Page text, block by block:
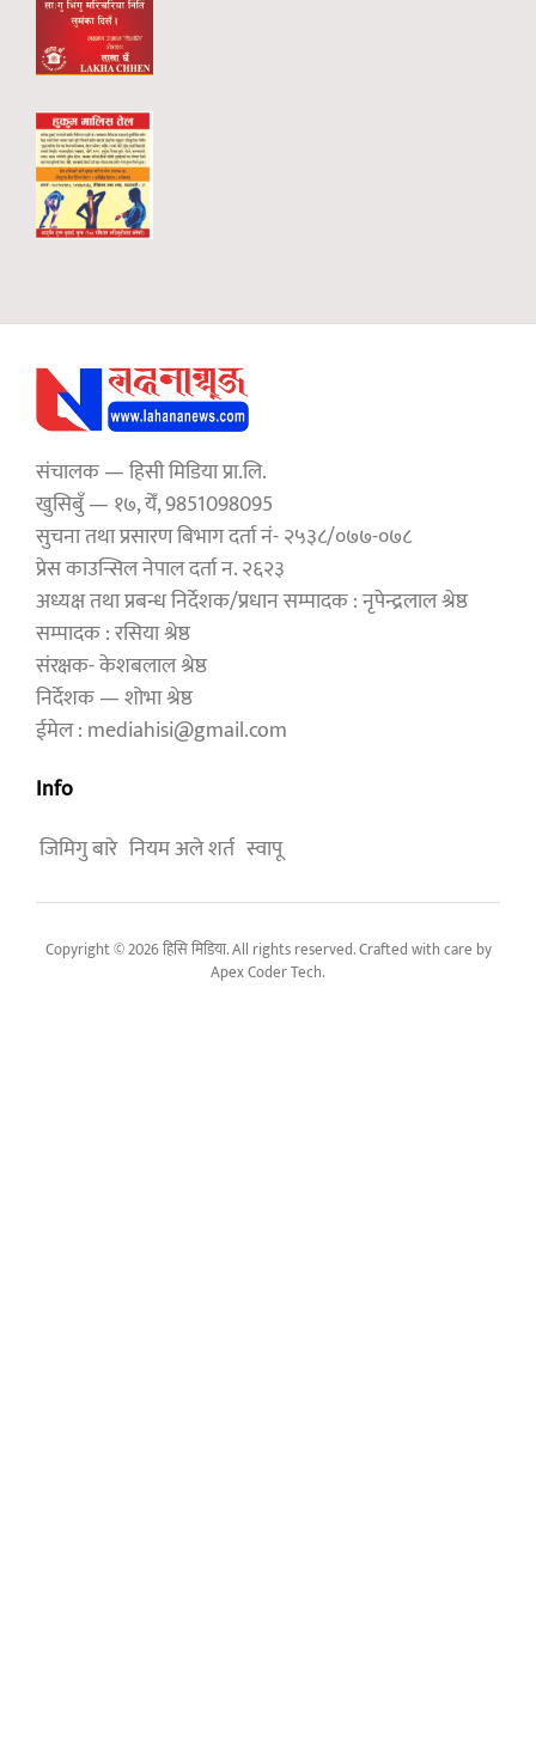
संचालक — हिसी मिडिया प्रा.लि.
खुसिबुँ — १७, येँ, 9851098095
सुचना तथा प्रसारण बिभाग दर्ता नं- २५३८/०७७-०७८
प्रेस काउन्सिल नेपाल दर्ता न. २६२३
अध्यक्ष तथा प्रबन्ध निर्देशक/प्रधान सम्पादक : नृपेन्द्रलाल श्रेष्ठ
सम्पादक : रसिया श्रेष्ठ
संरक्षक- केशबलाल श्रेष्ठ
निर्देशक — शोभा श्रेष्ठ
ईमेल : mediahisi@gmail.com
Info
जिमिगु बारे नियम अले शर्त स्वापू
Copyright © 2026 हिसि मिडिया. All rights reserved. Crafted with care by
Apex Coder Tech.